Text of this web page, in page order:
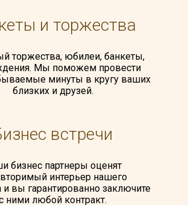
и торжества
торжества, юбилеи, банкеты,
Мы поможем провести
минуты в кругу ваших
близких и друзей.
встречи
бизнес партнеры оценят
интерьер нашего
и вы гарантированно заключите
ними любой контракт.